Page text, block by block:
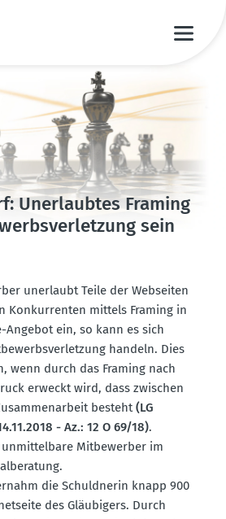
Unerlaubtes Framing
sein
unerlaubt Teile der Webseiten
Konkur­renten mittels Framing in
Angebot ein, so kann es sich
handeln. Dies
wenn durch das Framing nach
erweckt wird, dass zwischen
besteht(LG
- Az.: 12 O 69/18).
unmit­telbare Mitbe­werber im
die Schuld­nerin knapp 900
des Gläubigers. Durch